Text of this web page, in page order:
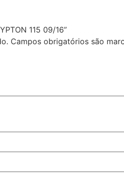
115 09/16”
Campos obrigatórios são